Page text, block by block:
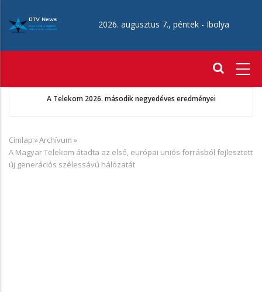
tartalomra
2026. augusztus 7., péntek - Ibolya
A Telekom 2026. második negyedéves eredményei
Morzsa
Címlap »Archívum »
A Magyar Telekom átadta az első, európai uniós forrásból fejlesztett
új generációs szélessávú hálózatát